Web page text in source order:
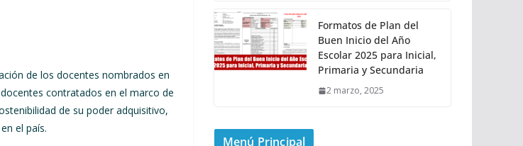
de los docentes nombrados en
contratados en el marco de
de su poder adquisitivo,
el país.
Formatos de Plan del
Buen Inicio del Año
Escolar 2025 para Inicial,
Primaria y Secundaria
2 marzo, 2025
Menú Principal